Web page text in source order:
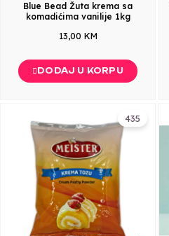
Blue Bead Žuta krema sa
komadićima vanilije 1kg
13,00 KM
DODAJ U KORPU
435